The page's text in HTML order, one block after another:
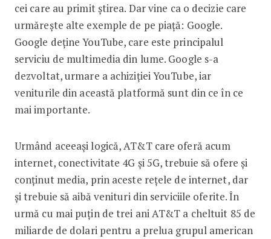
cei care au primit știrea. Dar vine ca o decizie care
urmărește alte exemple de pe piață: Google.
Google deține YouTube, care este principalul
serviciu de multimedia din lume. Google s-a
dezvoltat, urmare a achiziției YouTube, iar
veniturile din această platformă sunt din ce în ce
mai importante.
Urmând aceeași logică, AT&T care oferă acum
internet, conectivitate 4G și 5G, trebuie să ofere și
conținut media, prin aceste rețele de internet, dar
și trebuie să aibă venituri din serviciile oferite. În
urmă cu mai puţin de trei ani AT&T a cheltuit 85 de
miliarde de dolari pentru a prelua grupul american